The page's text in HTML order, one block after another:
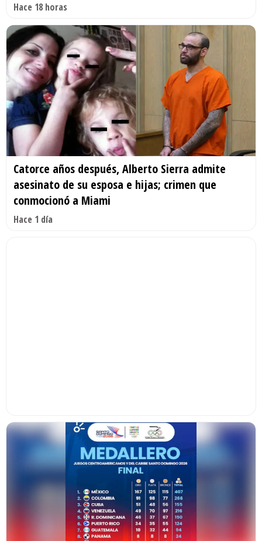
Hace 18 horas
Catorce años después, Alberto Sierra admite
asesinato de su esposa e hijas; crimen que
conmocionó a Miami
Hace 1 día